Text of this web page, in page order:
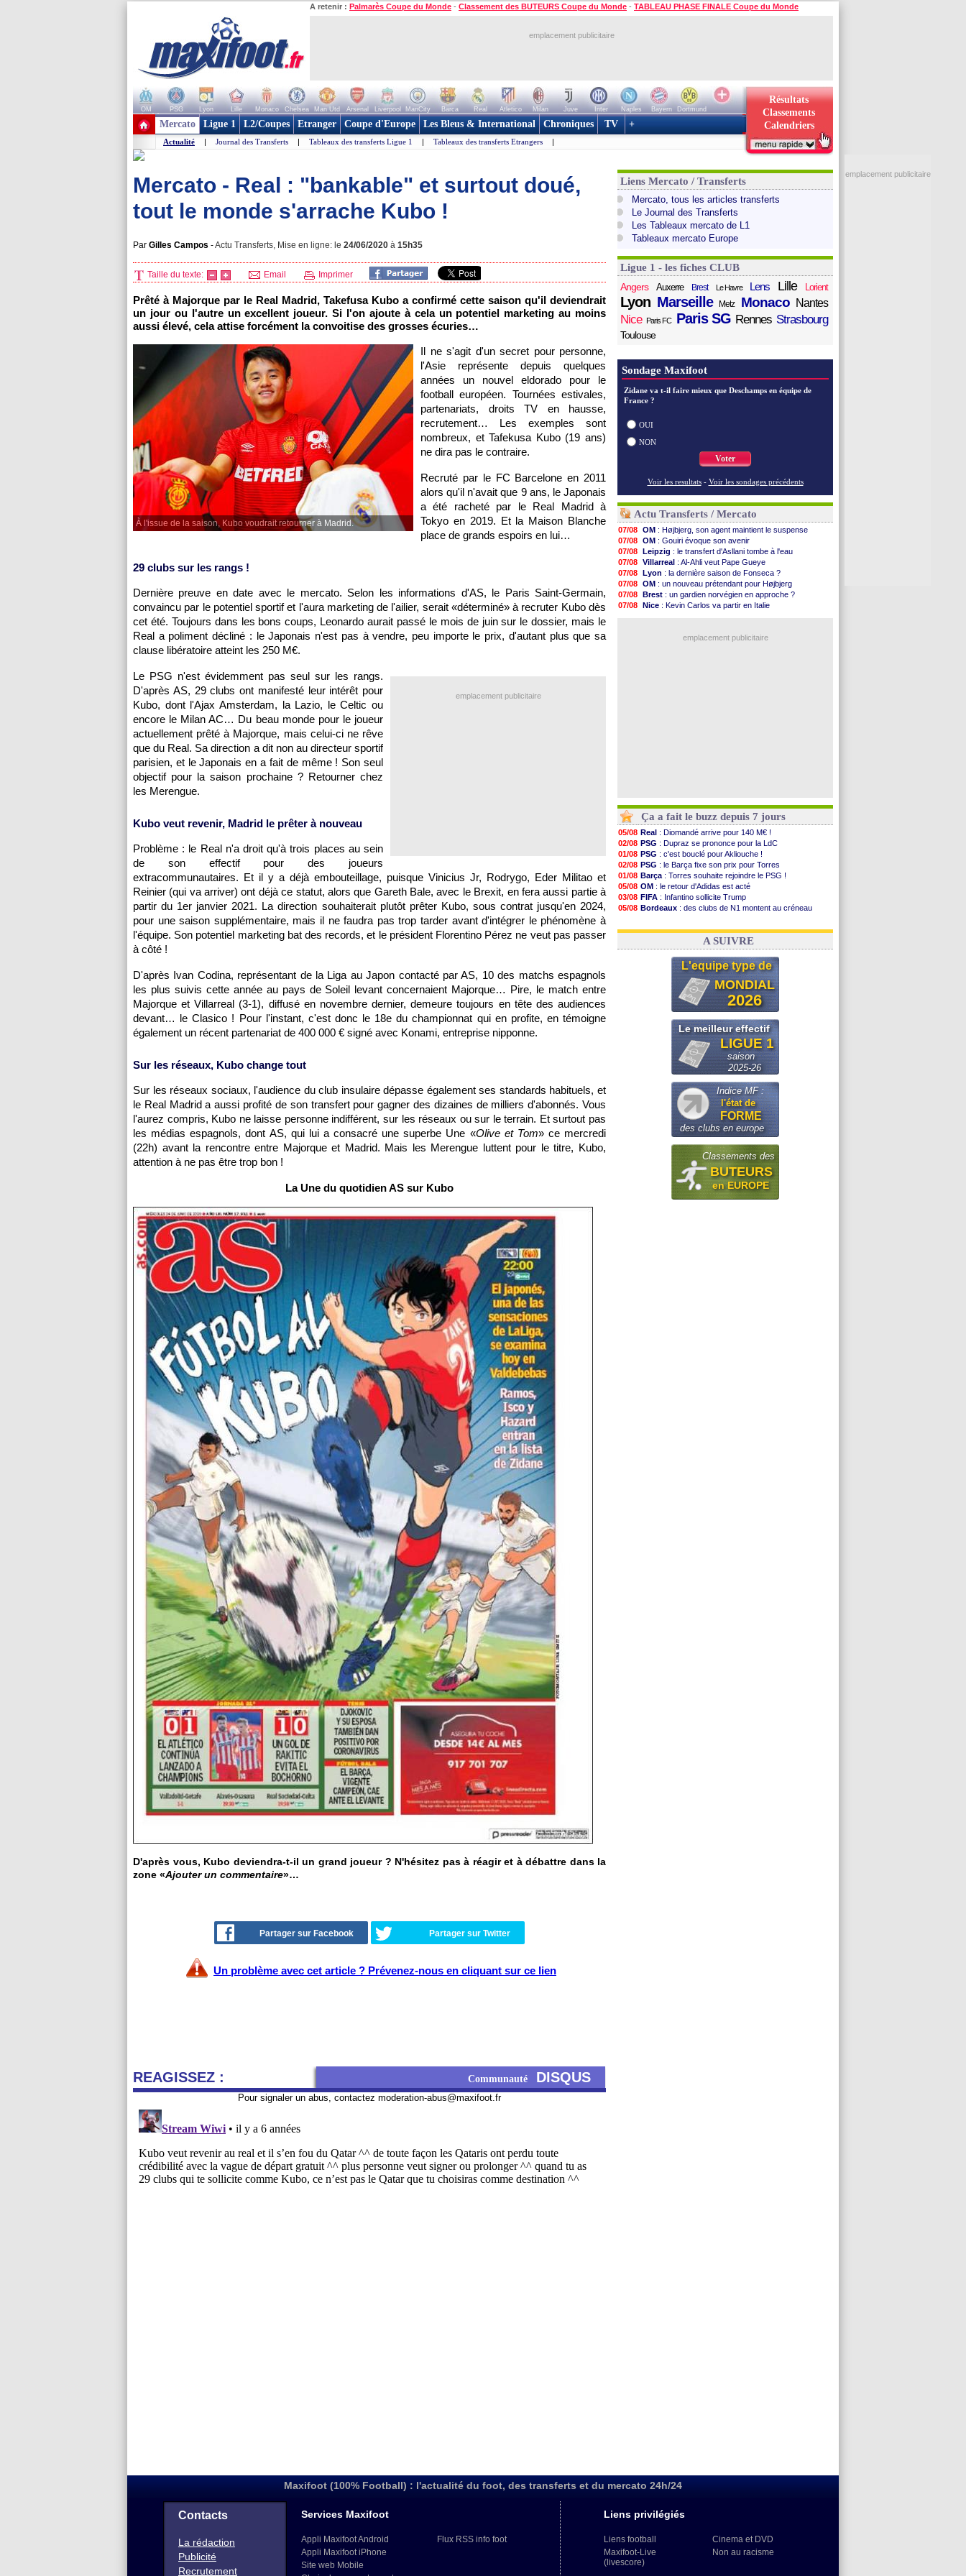
A retenir : Palmarès Coupe du Monde - Classement des BUTEURS Coupe du Monde - TABLEAU PHASE FINALE Coupe du Monde
emplacement publicitaire
OM PSG Lyon Lille Monaco Chelsea Man Utd Arsenal Liverpool ManCity Barca Real Atletico Milan Juve Inter Naples Bayern
Dortmund
+ de clubs
Résultats
Classements
Calendriers
Mercato Ligue 1 L2/Coupes Etranger Coupe d'Europe Les Bleus & International Chroniques TV +
Actualité | Journal des Transferts | Tableaux des transferts Ligue 1 | Tableaux des transferts Etrangers |
Mercato - Real : "bankable" et surtout doué,
tout le monde s'arrache Kubo !
Par Gilles Campos -Actu Transferts, Mise en ligne: le 24/06/2020 à 15h35
Taille du texte: Email Imprimer
Prêté à Majorque par le Real Madrid, Takefusa Kubo a confirmé cette saison qu'il deviendrait
un jour ou l'autre un excellent joueur. Si l'on ajoute à cela un potentiel marketing au moins
aussi élevé, cela attise forcément la convoitise des grosses écuries…
À l'issue de la saison, Kubo voudrait retourner à Madrid.
Il ne s'agit d'un secret pour personne,
l'Asie représente depuis quelques
années un nouvel eldorado pour le
football européen. Tournées estivales,
partenariats, droits TV en hausse,
recrutement… Les exemples sont
nombreux, et Tafekusa Kubo (19 ans)
ne dira pas le contraire.
Recruté par le FC Barcelone en 2011
alors qu'il n'avait que 9 ans, le Japonais
a été racheté par le Real Madrid à
Tokyo en 2019. Et la Maison Blanche
place de grands espoirs en lui…
29 clubs sur les rangs !
Dernière preuve en date avec le mercato. Selon les informations d'AS, le Paris Saint-Germain,
convaincu par le potentiel sportif et l'aura marketing de l'ailier, serait «déterminé» à recruter Kubo dès
cet été. Toujours dans les bons coups, Leonardo aurait passé le mois de juin sur le dossier, mais le
Real a poliment décliné : le Japonais n'est pas à vendre, peu importe le prix, d'autant plus que sa
clause libératoire atteint les 250 M€.
emplacement publicitaire
Le PSG n'est évidemment pas seul sur les rangs.
D'après AS, 29 clubs ont manifesté leur intérêt pour
Kubo, dont l'Ajax Amsterdam, la Lazio, le Celtic ou
encore le Milan AC… Du beau monde pour le joueur
actuellement prêté à Majorque, mais celui-ci ne rêve
que du Real. Sa direction a dit non au directeur sportif
parisien, et le Japonais en a fait de même ! Son seul
objectif pour la saison prochaine ? Retourner chez
les Merengue.
Kubo veut revenir, Madrid le prêter à nouveau
Problème : le Real n'a droit qu'à trois places au sein
de son effectif pour des joueurs
extracommunautaires. Et il y a déjà embouteillage, puisque Vinicius Jr, Rodrygo, Eder Militao et
Reinier (qui va arriver) ont déjà ce statut, alors que Gareth Bale, avec le Brexit, en fera aussi partie à
partir du 1er janvier 2021. La direction souhaiterait plutôt prêter Kubo, sous contrat jusqu'en 2024,
pour une saison supplémentaire, mais il ne faudra pas trop tarder avant d'intégrer le phénomène à
l'équipe. Son potentiel marketing bat des records, et le président Florentino Pérez ne veut pas passer
à côté !
D'après Ivan Codina, représentant de la Liga au Japon contacté par AS, 10 des matchs espagnols
les plus suivis cette année au pays de Soleil levant concernaient Majorque… Pire, le match entre
Majorque et Villarreal (3-1), diffusé en novembre dernier, demeure toujours en tête des audiences
devant… le Clasico ! Pour l'instant, c'est donc le 18e du championnat qui en profite, en témoigne
également un récent partenariat de 400 000 € signé avec Konami, entreprise nipponne.
Sur les réseaux, Kubo change tout
Sur les réseaux sociaux, l'audience du club insulaire dépasse également ses standards habituels, et
le Real Madrid a aussi profité de son transfert pour gagner des dizaines de milliers d'abonnés. Vous
l'aurez compris, Kubo ne laisse personne indifférent, sur les réseaux ou sur le terrain. Et surtout pas
les médias espagnols, dont AS, qui lui a consacré une superbe Une «Olive et Tom» ce mercredi
(22h) avant la rencontre entre Majorque et Madrid. Mais les Merengue luttent pour le titre, Kubo,
attention à ne pas être trop bon !
La Une du quotidien AS sur Kubo
D'après vous, Kubo deviendra-t-il un grand joueur ? N'hésitez pas à réagir et à débattre dans la
zone «Ajouter un commentaire»…
Partager sur Facebook Partager sur Twitter
Un problème avec cet article ? Prévenez-nous en cliquant sur ce lien
REAGISSEZ : Communauté DISQUS
Pour signaler un abus, contactez moderation-abus@maxifoot.fr
Liens Mercato / Transferts
Mercato, tous les articles transferts
Le Journal des Transferts
Les Tableaux mercato de L1
Tableaux mercato Europe
Ligue 1 - les fiches CLUB
Angers
Auxerre Brest Le Havre Lens Lille Lorient
Lyon Marseille Metz Monaco Nantes
Nice Paris FC Paris SG Rennes Strasbourg
Toulouse
Sondage Maxifoot
Zidane va t-il faire mieux que Deschamps en équipe de
France ?
OUI
NON
Voter
Voir les resultats - Voir les sondages précédents
Actu Transferts / Mercato
07/08 OM : Højbjerg, son agent maintient le suspense
07/08 OM : Gouiri évoque son avenir
07/08 Leipzig : le transfert d'Asllani tombe à l'eau
07/08 Villarreal : Al-Ahli veut Pape Gueye
07/08 Lyon : la dernière saison de Fonseca ?
07/08 OM : un nouveau prétendant pour Højbjerg
07/08 Brest : un gardien norvégien en approche ?
07/08 Nice : Kevin Carlos va partir en Italie
: Mangala prêté à Getafe (officiel)
emplacement publicitaire
Ça a fait le buzz depuis 7 jours
05/08 Real : Diomandé arrive pour 140 M€ !
02/08 PSG : Dupraz se prononce pour la LdC
01/08 PSG : c'est bouclé pour Akliouche !
02/08 PSG : le Barça fixe son prix pour Torres
01/08 Barça : Torres souhaite rejoindre le PSG !
05/08 OM : le retour d'Adidas est acté
03/08 FIFA : Infantino sollicite Trump
05/08 Bordeaux : des clubs de N1 montent au créneau
03/08 Real: le démenti de Leipzig pour Diomandé
A SUIVRE
L'equipe type de
MONDIAL
2026
Le meilleur effectif
LIGUE 1
saison
2025-26
Indice MF :
l'état de
FORME
des clubs en europe
Classements des
BUTEURS
en EUROPE
emplacement publicitaire
Maxifoot (100% Football) : l'actualité du foot, des transferts et du mercato 24h/24
Contacts
La rédaction
Publicité
Recrutement
Services Maxifoot
Appli Maxifoot Android
Appli Maxifoot iPhone
Site web Mobile
Flux RSS info foot
Liens privilégiés
Liens football
Maxifoot-Live
(livescore)
Cinema et DVD
Non au racisme